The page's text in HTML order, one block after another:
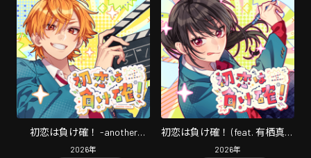
初恋は負け確！ -another
story- (feat. 芹沢怜桜 (CV:小林
2026年
初恋は負け確！ (feat. 有栖真凛
愛 (CV:上田麗奈))
2026年